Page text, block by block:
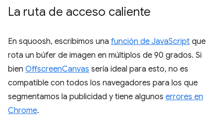
La ruta de acceso caliente
En squoosh, escribimos una función de JavaScript que
rota un búfer de imagen en múltiplos de 90 grados. Si
bien OffscreenCanvas sería ideal para esto, no es
compatible con todos los navegadores para los que
segmentamos la publicidad y tiene algunos errores en
Chrome.